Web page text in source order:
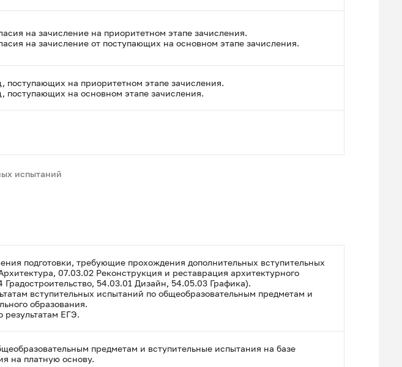
на зачисление на приоритетном этапе зачисления.
на зачисление от поступающих на основном этапе зачисления.
поступающих на приоритетном этапе зачисления.
поступающих на основном этапе зачисления.
испытаний
подготовки, требующие прохождения дополнительных вступительных
07.03.02 Реконструкция и реставрация архитектурного
54.03.01 Дизайн, 54.05.03 Графика).
вступительных испытаний по общеобразовательным предметам и
образования.
результатам ЕГЭ.
предметам и вступительные испытания на базе
на платную основу.